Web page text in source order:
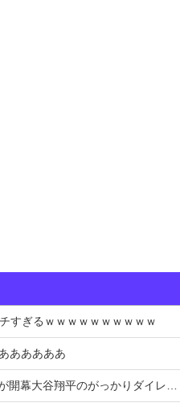
すぎるｗｗｗｗｗｗｗｗｗｗ
あああああ
がっかりダイレクトだったと言われてしまう